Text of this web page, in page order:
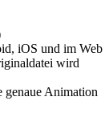
iOS und im Web
wird
genaue Animation